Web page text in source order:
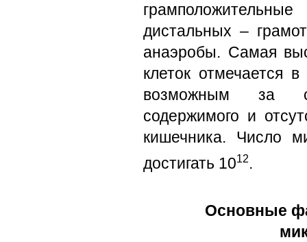
дистальных –
анаэробы. Самая
клеток отмечается
возможным за
содержимого и
кишечника. Число
достигать 1012.
Основные